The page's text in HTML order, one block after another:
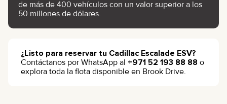
de más de 400 vehículos con un valor superior a los
50 millones de dólares.
¿Listo para reservar tu Cadillac Escalade ESV?
Contáctanos por WhatsApp al +971 52 193 88 88 o
explora toda la flota disponible en Brook Drive.